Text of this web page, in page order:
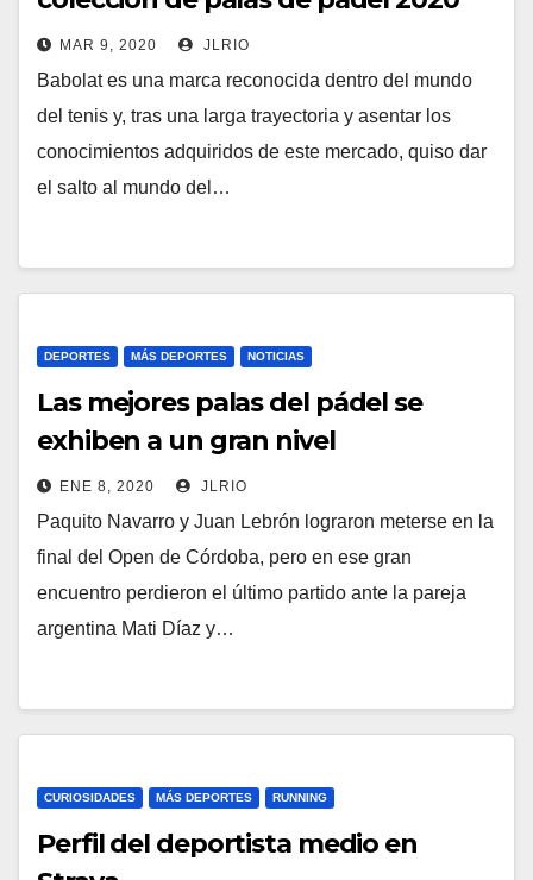
MAR 9, 2020 JLRIO
Babolat es una marca reconocida dentro del mundo
del tenis y, tras una larga trayectoria y asentar los
conocimientos adquiridos de este mercado, quiso dar
el salto al mundo del…
DEPORTES MÁS DEPORTES NOTICIAS
Las mejores palas del pádel se
exhiben a un gran nivel
ENE 8, 2020 JLRIO
Paquito Navarro y Juan Lebrón lograron meterse en la
final del Open de Córdoba, pero en ese gran
encuentro perdieron el último partido ante la pareja
argentina Mati Díaz y…
CURIOSIDADES MÁS DEPORTES RUNNING
Perfil del deportista medio en